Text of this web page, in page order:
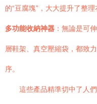
的“豆腐塊”，大大提升了整理
多功能收納神器 ：無論是可
層鞋架、真空壓縮袋，都致
序。
這些產品精準切中了人